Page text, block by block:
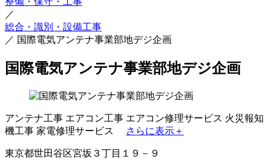
／
総合・識別・設備工事
／ 国際電気アンテナ事業部地デジ企画
国際電気アンテナ事業部地デジ企画
アンテナ工事 エアコン工事 エアコン修理サービス 火災報知
機工事 家電修理サービス さらに表示＋
東京都世田谷区宮坂３丁目１９－９